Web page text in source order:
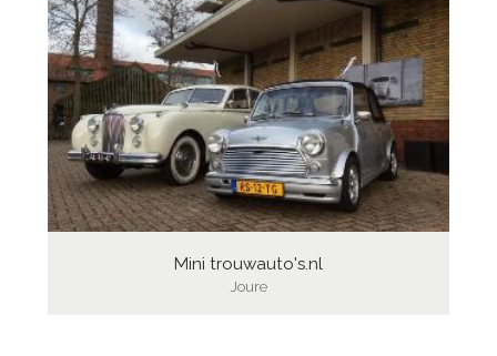
Mini trouwauto's.nl
Joure